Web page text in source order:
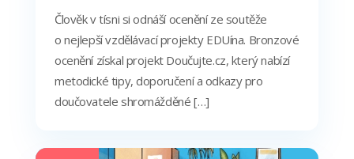
Člověk v tísni si odnáší ocenění ze soutěže
o nejlepší vzdělávací projekty EDUína. Bronzové
ocenění získal projekt Doučujte.cz, který nabízí
metodické tipy, doporučení a odkazy pro
doučovatele shromážděné […]